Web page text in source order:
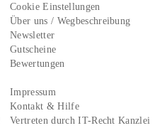
Cookie Einstellungen
Über uns / Wegbeschreibung
Newsletter
Gutscheine
Bewertungen
Impressum
Kontakt & Hilfe
Vertreten durch IT-Recht Kanzlei